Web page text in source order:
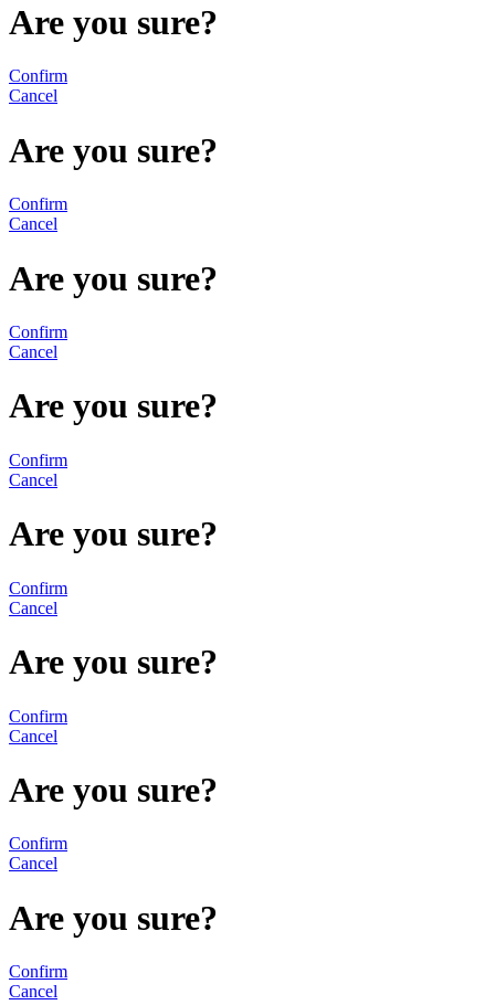
Are you sure?
Confirm
Cancel
Are you sure?
Confirm
Cancel
Are you sure?
Confirm
Cancel
Are you sure?
Confirm
Cancel
Are you sure?
Confirm
Cancel
Are you sure?
Confirm
Cancel
Are you sure?
Confirm
Cancel
Are you sure?
Confirm
Cancel